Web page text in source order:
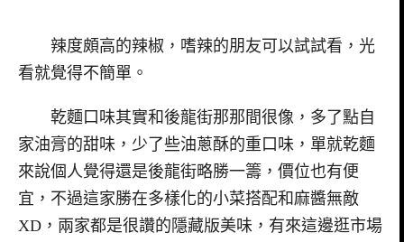
辣度頗高的辣椒，嗜辣的朋友可以試試看，光
看就覺得不簡單。
乾麵口味其實和後龍街那那間很像，多了點自
家油膏的甜味，少了些油蔥酥的重口味，單就乾麵
來說個人覺得還是後龍街略勝一籌，價位也有便
宜，不過這家勝在多樣化的小菜搭配和麻醬無敵
XD，兩家都是很讚的隱藏版美味，有來這邊逛市場